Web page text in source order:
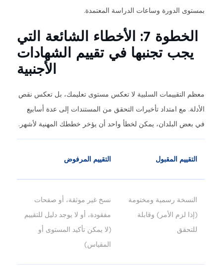
بمستوى الدورة وساعات الدراسة المعتمدة.
الخطوة 7: الأخطاء الشائعة التي
يجب تجنبها في تقييم الشهادات
الأجنبية
معظم التقييمات السلبية لا تعكس مستوى تعليمك، بل تعكس نقص
الأدلة. مع امتداد تأخيرات التحقق من المستندات إلى عدة أسابيع
في بعض البلدان، يمكن لخطأ واحد أن يؤخر خططك المهنية لأشهر.
التقييم المقبول التقييم المرفوض
النسخة رسمية ومختومة
(إذا لزم الأمر) وقابلة
للتحقق
نسخ غير موثقة، أو صفحات
مفقودة، أو لا يوجد دليل للتقييم
(لا يمكن تأكيد المستوى أو
المقياس)